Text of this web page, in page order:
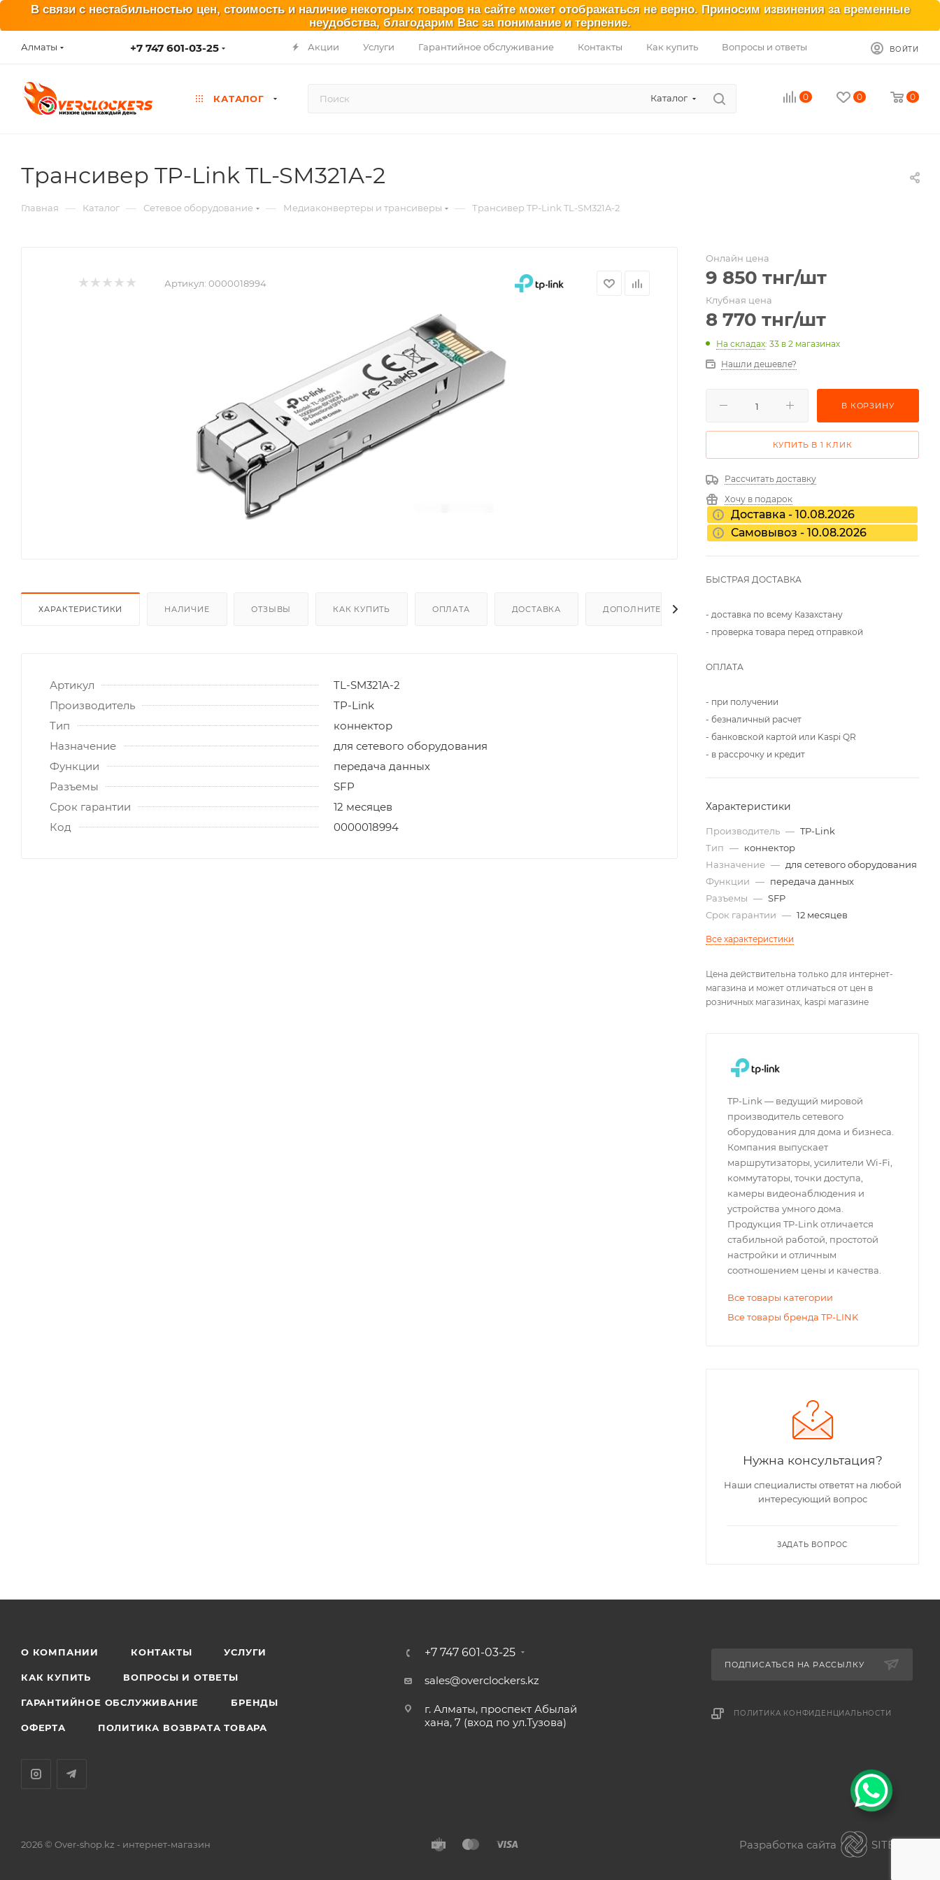
В связи с нестабильностью цен, стоимость и наличие некоторых товаров на сайте может отображаться не верно. Приносим извинения за временные
неудобства, благодарим Вас за понимание и терпение.
Алматы +7 747 601-03-25 Акции Услуги Гарантийное обслуживание Контакты Как купить Вопросы и ответы ВОЙТИ
КАТАЛОГ Каталог 0 0 0
Трансивер TP-Link TL-SM321A-2
Главная — Каталог — Сетевое оборудование — Медиаконвертеры и трансиверы — Трансивер TP-Link TL-SM321A-2
Артикул: 0000018994
ХАРАКТЕРИСТИКИ НАЛИЧИЕ ОТЗЫВЫ КАК КУПИТЬ ОПЛАТА ДОСТАВКА ДОПОЛНИТЕЛЬНО
Артикул
TL-SM321A-2
Производитель
TP-Link
Тип
коннектор
Назначение
для сетевого оборудования
Функции
передача данных
Разъемы
SFP
Срок гарантии
12 месяцев
Код
0000018994
Онлайн цена
9 850 тнг/шт
Клубная цена
8 770 тнг/шт
На складах: 33 в 2 магазинах
Нашли дешевле?
В КОРЗИНУ
КУПИТЬ В 1 КЛИК
Рассчитать доставку
Хочу в подарок
Доставка - 10.08.2026
Самовывоз - 10.08.2026
БЫСТРАЯ ДОСТАВКА
- доставка по всему Казахстану
- проверка товара перед отправкой
ОПЛАТА
- при получении
- безналичный расчет
- банковской картой или Kaspi QR
- в рассрочку и кредит
Характеристики
Производитель — TP-Link
Тип — коннектор
Назначение — для сетевого оборудования
Функции — передача данных
Разъемы — SFP
Срок гарантии — 12 месяцев
Все характеристики
Цена действительна только для интернет-
магазина и может отличаться от цен в
розничных магазинах, kaspi магазине
TP-Link — ведущий мировой
производитель сетевого
оборудования для дома и бизнеса.
Компания выпускает
маршрутизаторы, усилители Wi-Fi,
коммутаторы, точки доступа,
камеры видеонаблюдения и
устройства умного дома.
Продукция TP-Link отличается
стабильной работой, простотой
настройки и отличным
соотношением цены и качества.
Все товары категории
Все товары бренда TP-LINK
Нужна консультация?
Наши специалисты ответят на любой
интересующий вопрос
ЗАДАТЬ ВОПРОС
О КОМПАНИИ КОНТАКТЫ УСЛУГИ
КАК КУПИТЬ ВОПРОСЫ И ОТВЕТЫ
ГАРАНТИЙНОЕ ОБСЛУЖИВАНИЕ БРЕНДЫ
ОФЕРТА ПОЛИТИКА ВОЗВРАТА ТОВАРА
+7 747 601-03-25
sales@overclockers.kz
г. Алматы, проспект Абылай
хана, 7 (вход по ул.Тузова)
ПОДПИСАТЬСЯ НА РАССЫЛКУ
ПОЛИТИКА КОНФИДЕНЦИАЛЬНОСТИ
2026 © Over-shop.kz - интернет-магазин Разработка сайта
SITER.KZ